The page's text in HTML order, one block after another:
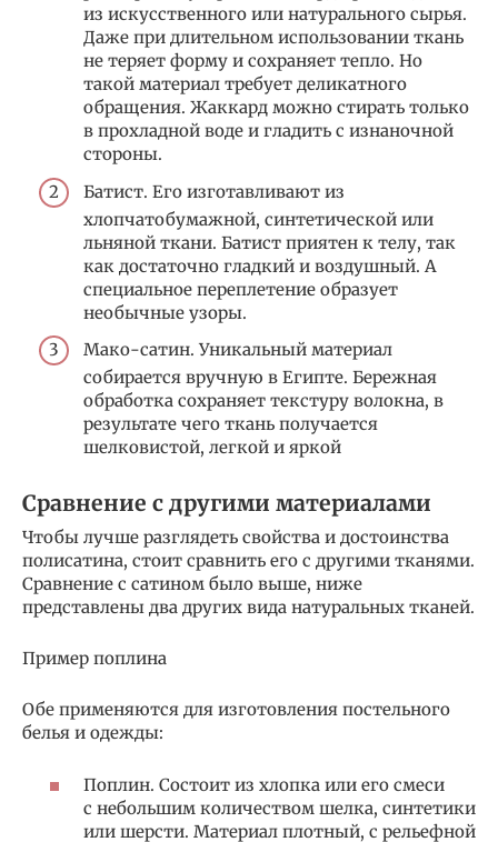
из искусственного или натурального сырья.
Даже при длительном использовании ткань
не теряет форму и сохраняет тепло. Но
такой материал требует деликатного
обращения. Жаккард можно стирать только
в прохладной воде и гладить с изнаночной
стороны.
Батист. Его изготавливают из
хлопчатобумажной, синтетической или
льняной ткани. Батист приятен к телу, так
как достаточно гладкий и воздушный. А
специальное переплетение образует
необычные узоры.
Мако-сатин. Уникальный материал
собирается вручную в Египте. Бережная
обработка сохраняет текстуру волокна, в
результате чего ткань получается
шелковистой, легкой и яркой
Сравнение с другими материалами
Чтобы лучше разглядеть свойства и достоинства
полисатина, стоит сравнить его с другими тканями.
Сравнение с сатином было выше, ниже
представлены два других вида натуральных тканей.
Пример поплина
Обе применяются для изготовления постельного
белья и одежды:
Поплин. Состоит из хлопка или его смеси
с небольшим количеством шелка, синтетики
или шерсти. Материал плотный, с рельефной